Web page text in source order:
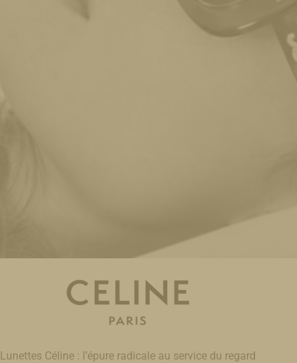
Lunettes Céline : l’épure radicale au service du regard